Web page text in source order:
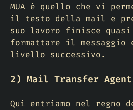
MUA è quello che vi
il testo della mail e
suo lavoro finisce
formattare il messaggio
livello successivo.
2) Mail Transfer Agent
Qui entriamo nel regno